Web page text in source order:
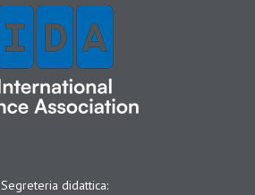
Segreteria didattica: